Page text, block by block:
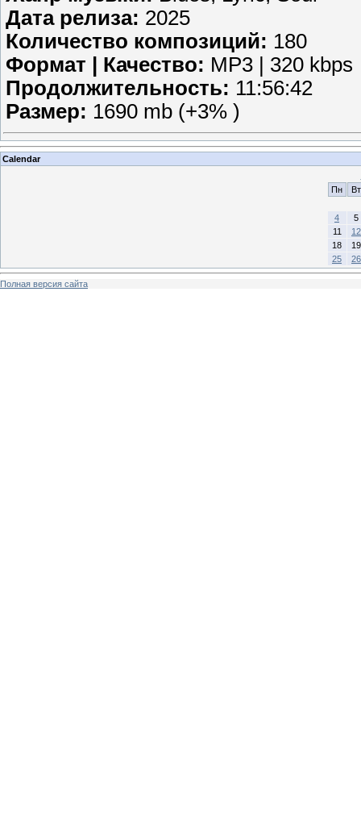
Дата релиза: 2025
Количество композиций: 180
Формат | Качество: MP3 | 320 kbps
Продолжительность: 11:56:42
Размер: 1690 mb (+3% )
Calendar
Пн
Вт
4
5
11
12
18
19
25
26
Полная версия сайта